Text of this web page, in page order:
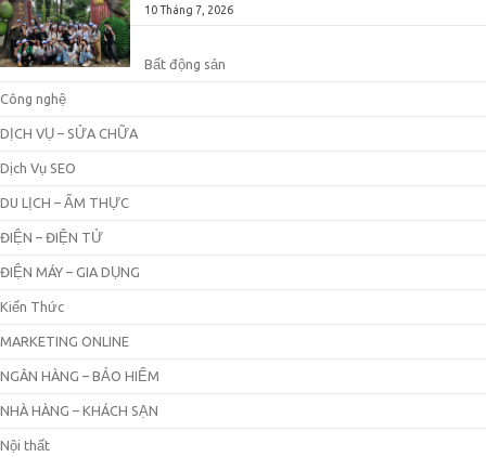
10 Tháng 7, 2026
Bất động sản
Công nghệ
DỊCH VỤ – SỬA CHỮA
Dịch Vụ SEO
DU LỊCH – ẨM THỰC
ĐIỆN – ĐIỆN TỬ
ĐIỆN MÁY – GIA DỤNG
Kiến Thức
MARKETING ONLINE
NGÂN HÀNG – BẢO HIỂM
NHÀ HÀNG – KHÁCH SẠN
Nội thất